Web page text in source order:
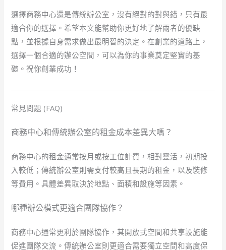
選擇商務中心還是傳統辦公室，沒有絕對的對與錯，只有最
適合你的選擇。希望本文能幫助你更好地了解兩者的優缺
點，並根據自身需求做出最明智的決定。在創業的道路上，
選擇一個合適的辦公空間，可以為你的事業奠定堅實的基
礎。祝你創業成功！
常見問題 (FAQ)
商務中心和傳統辦公室的租金成本差異大嗎？
商務中心的租金通常按月或按工位計費，相對靈活，初期投
入較低；傳統辦公室則需支付較高且長期的租金，以及裝修
等費用。具體差異取決於地點、面積和設施等因素。
哪種辦公模式更適合團隊協作？
商務中心通常更利於團隊協作，其開放式空間和共享設施能
促進團隊交流。傳統辦公室則更適合需要獨立空間和高度保